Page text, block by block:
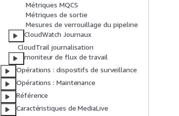
Métriques MQCS
Métriques de sortie
Mesures de verrouillage du pipeline
CloudWatch Journaux
CloudTrail journalisation
moniteur de flux de travail
Opérations : dispositifs de surveillance
Opérations : Maintenance
Référence
Caractéristiques de MediaLive